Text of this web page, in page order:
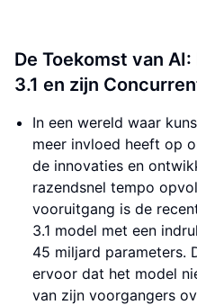
De Toekomst van
3.1 en zijn
In een wereld waar
meer invloed heeft op
de innovaties en
razendsnel tempo
vooruitgang is de
3.1 model met een
45 miljard parameters.
ervoor dat het model
van zijn voorgangers